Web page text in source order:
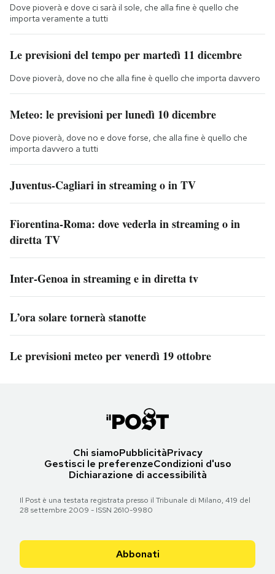
Dove pioverà e dove ci sarà il sole, che alla fine è quello che
importa veramente a tutti
Le previsioni del tempo per martedì 11 dicembre
Dove pioverà, dove no che alla fine è quello che importa davvero
Meteo: le previsioni per lunedì 10 dicembre
Dove pioverà, dove no e dove forse, che alla fine è quello che
importa davvero a tutti
Juventus-Cagliari in streaming o in TV
Fiorentina-Roma: dove vederla in streaming o in
diretta TV
Inter-Genoa in streaming e in diretta tv
L’ora solare tornerà stanotte
Le previsioni meteo per venerdì 19 ottobre
Chi siamoPubblicitàPrivacy
Gestisci le preferenzeCondizioni d'uso
Dichiarazione di accessibilità
Il Post è una testata registrata presso il Tribunale di Milano, 419 del
28 settembre 2009 - ISSN 2610-9980
Abbonati